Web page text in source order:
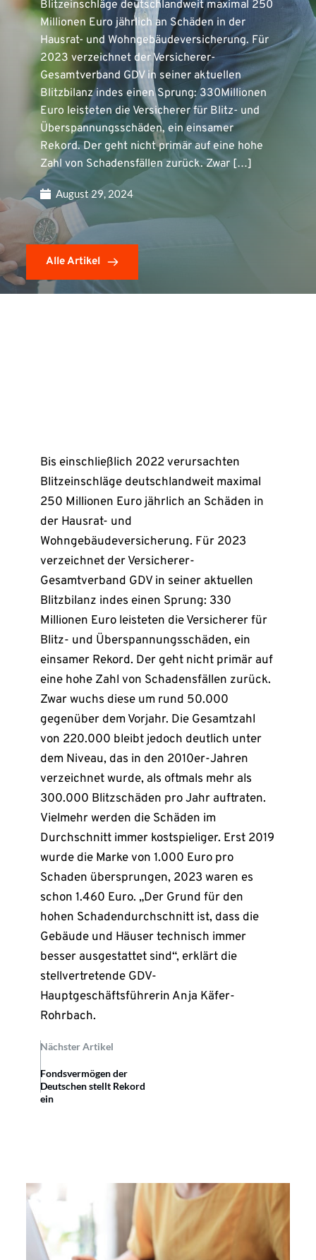
Blitzeinschläge deutschlandweit maximal 250
Millionen Euro jährlich an Schäden in der
Hausrat- und Wohngebäudeversicherung. Für
2023 verzeichnet der Versicherer-
Gesamtverband GDV in seiner aktuellen
Blitzbilanz indes einen Sprung: 330Millionen
Euro leisteten die Versicherer für Blitz- und
Überspannungsschäden, ein einsamer
Rekord. Der geht nicht primär auf eine hohe
Zahl von Schadensfällen zurück. Zwar […]
August 29, 2024
Alle Artikel
Bis einschließlich 2022 verursachten
Blitzeinschläge deutschlandweit maximal
250 Millionen Euro jährlich an Schäden in
der Hausrat- und
Wohngebäudeversicherung. Für 2023
verzeichnet der Versicherer-
Gesamtverband GDV in seiner aktuellen
Blitzbilanz indes einen Sprung: 330
Millionen Euro leisteten die Versicherer für
Blitz- und Überspannungsschäden, ein
einsamer Rekord. Der geht nicht primär auf
eine hohe Zahl von Schadensfällen zurück.
Zwar wuchs diese um rund 50.000
gegenüber dem Vorjahr. Die Gesamtzahl
von 220.000 bleibt jedoch deutlich unter
dem Niveau, das in den 2010er-Jahren
verzeichnet wurde, als oftmals mehr als
300.000 Blitzschäden pro Jahr auftraten.
Vielmehr werden die Schäden im
Durchschnitt immer kostspieliger. Erst 2019
wurde die Marke von 1.000 Euro pro
Schaden übersprungen, 2023 waren es
schon 1.460 Euro. „Der Grund für den
hohen Schadendurchschnitt ist, dass die
Gebäude und Häuser technisch immer
besser ausgestattet sind“, erklärt die
stellvertretende GDV-
Hauptgeschäftsführerin Anja Käfer-
Rohrbach.
Nächster Artikel
Fondsvermögen der
Deutschen stellt Rekord
ein